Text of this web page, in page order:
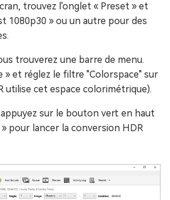
trouvez l'onglet « Preset » et
1080p30 » ou un autre pour des
trouverez une barre de menu.
» et réglez le filtre "Colorspace" sur
utilise cet espace colorimétrique).
sur le bouton vert en haut
pour lancer la conversion HDR